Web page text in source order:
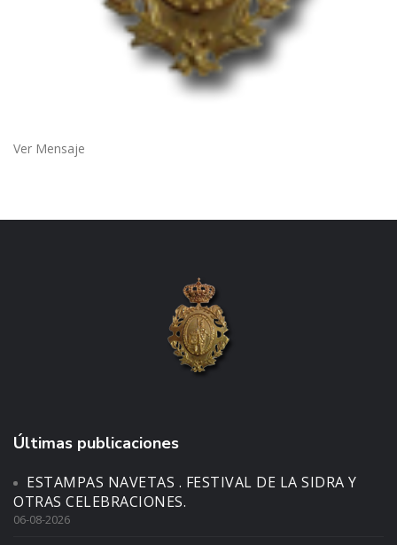
Ver Mensaje
Últimas publicaciones
ESTAMPAS NAVETAS . FESTIVAL DE LA SIDRA Y
OTRAS CELEBRACIONES.
06-08-2026